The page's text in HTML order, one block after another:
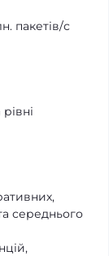
пакетів/с
середнього